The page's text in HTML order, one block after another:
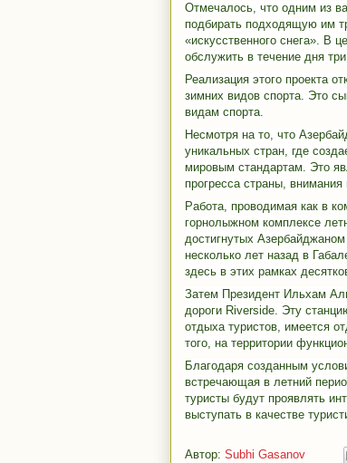
Отмечалось, что одним из
подбирать подходящую им
«искусственного снега». В
обслужить в течение дня
Реализация этого проекта
зимних видов спорта. Это
видам спорта.
Несмотря на то, что
уникальных стран, где
мировым стандартам. Это
прогресса страны,
Работа, проводимая как в
горнолыжном комплексе
достигнутых
несколько лет назад в
здесь в этих рамках
Затем Президент Ильхам
дороги Riverside. Эту
отдыха туристов, имеется
того, на территории
Благодаря созданным
встречающая в летний
туристы будут проявлять
выступать в качестве
Автор: Subhi Gasanov